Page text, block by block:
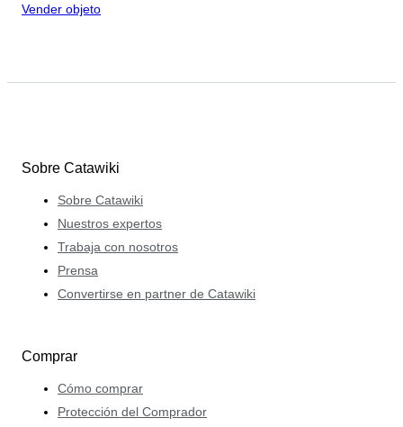
Vender objeto
Sobre Catawiki
Sobre Catawiki
Nuestros expertos
Trabaja con nosotros
Prensa
Convertirse en partner de Catawiki
Comprar
Cómo comprar
Protección del Comprador